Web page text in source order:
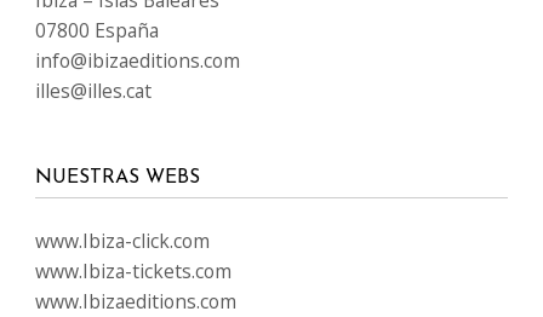
07800 España
info@ibizaeditions.com
illes@illes.cat
NUESTRAS WEBS
www.Ibiza-click.com
www.Ibiza-tickets.com
www.Ibizaeditions.com